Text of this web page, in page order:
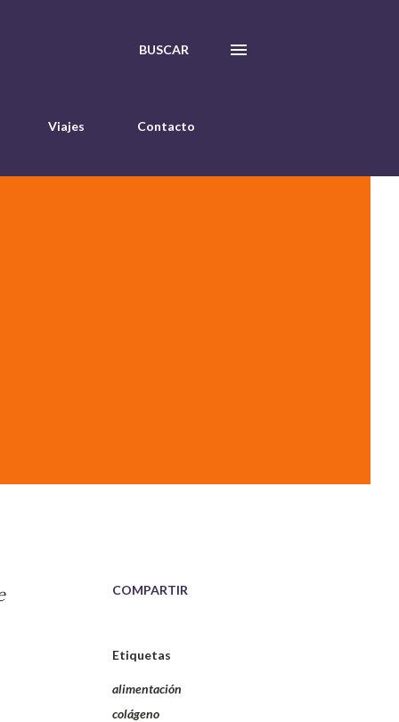
BUSCAR
Viajes Contacto
COMPARTIR
Etiquetas
alimentación
colágeno